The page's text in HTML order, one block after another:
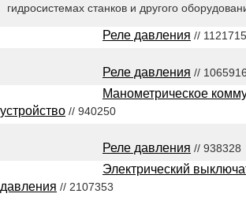
гидросистемах станков и другого
Реле давления // 1121715
Реле давления // 1065916
Манометрическое
устройство // 940250
Реле давления // 938328
Электрический
давления // 2107353